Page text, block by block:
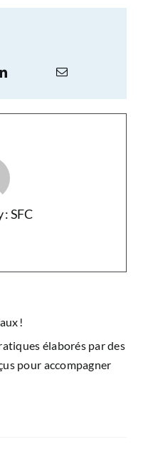
!
élaborés par des
pour accompagner
SFC